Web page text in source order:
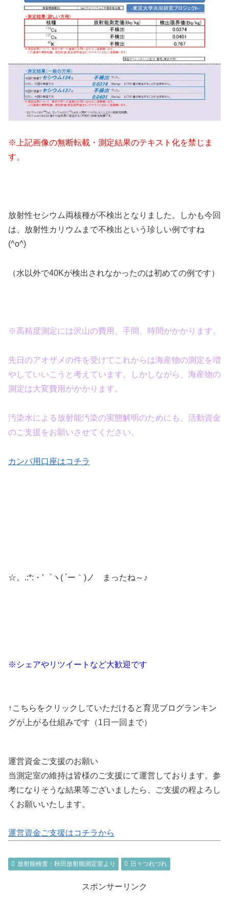
※上記画像の無断転載・測定結果のテキスト化を禁じま
す。
放射性セシウム両核種が不検出となりました。しかも今回
は、放射性カリウムまで不検出という珍しい例ですね
(^o^)
（水以外で40Kが検出されなかったのは初めての例です）
※高精度測定には沢山の費用、手間、時間がかかります。
先日のアオザメの件を受けてこれからは海産物の測定を増
やしていいこうと考えています。しかしながら、 海産物の
測定は大変費用がかかります。
汚染水による放射能汚染の実態解明のためにも、活動資金
のご支援をお願いさせてください。
カンパ用口座はコチラ
☆。.:*:・’゜ヽ( ´ー｀)ノ まったね～♪
※シェアやリツイートなど大歓迎です
↑こちらをクリックしていただけると育児ブログランキン
グが上がる仕組みです（1日一回まで）
運営資金ご支援のお願い
当測定室の維持は皆様のご支援にて運営しております。参
考になりそうな結果等ございましたら、ご支援の程よろし
くお願いいたします。
運営資金ご支援はコチラから
放射能検査：秋田放射能測定室より 日々つれづれ
スポンサーリンク